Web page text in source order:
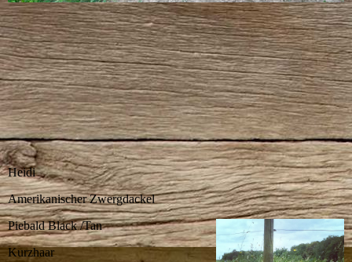
Heidi
Amerikanischer Zwergdackel
Piebald Black /Tan
Kurzhaar